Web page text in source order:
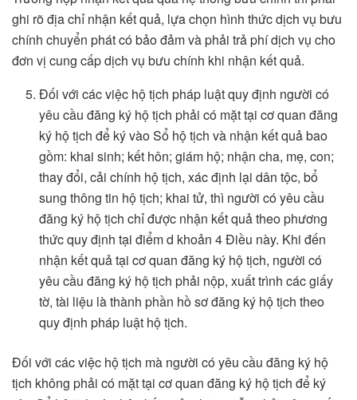
ghi rõ địa chỉ nhận kết quả, lựa chọn hình thức dịch vụ bưu
chính chuyển phát có bảo đảm và phải trả phí dịch vụ cho
đơn vị cung cấp dịch vụ bưu chính khi nhận kết quả.
Đối với các việc hộ tịch pháp luật quy định người có
yêu cầu đăng ký hộ tịch phải có mặt tại cơ quan đăng
ký hộ tịch để ký vào Sổ hộ tịch và nhận kết quả bao
gồm: khai sinh; kết hôn; giám hộ; nhận cha, mẹ, con;
thay đổi, cải chính hộ tịch, xác định lại dân tộc, bổ
sung thông tin hộ tịch; khai tử, thì người có yêu cầu
đăng ký hộ tịch chỉ được nhận kết quả theo phương
thức quy định tại điểm d khoản 4 Điều này. Khi đến
nhận kết quả tại cơ quan đăng ký hộ tịch, người có
yêu cầu đăng ký hộ tịch phải nộp, xuất trình các giấy
tờ, tài liệu là thành phần hồ sơ đăng ký hộ tịch theo
quy định pháp luật hộ tịch.
Đối với các việc hộ tịch mà người có yêu cầu đăng ký hộ
tịch không phải có mặt tại cơ quan đăng ký hộ tịch để ký